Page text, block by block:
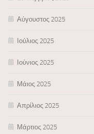
Αύγουστος 2025
Ιούλιος 2025
Ιούνιος 2025
Μάιος 2025
Απρίλιος 2025
Μάρτιος 2025